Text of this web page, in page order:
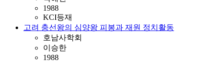
1988
KCI등재
고려 충선왕의 심양왕 피봉과 재원 정치활동
호남사학회
이승한
1988